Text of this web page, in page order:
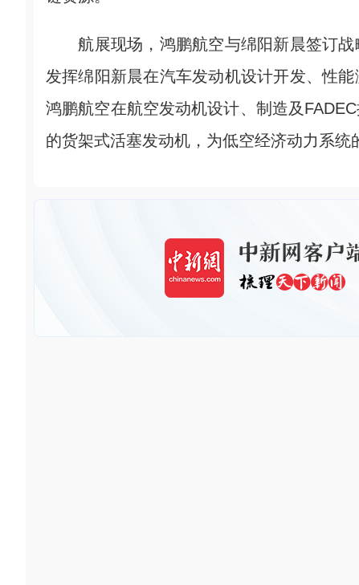
航展现场，鸿鹏航空与绵阳新晨签订战
发挥绵阳新晨在汽车发动机设计开发、性
鸿鹏航空在航空发动机设计、制造及
的货架式活塞发动机，为低空经济动力系统